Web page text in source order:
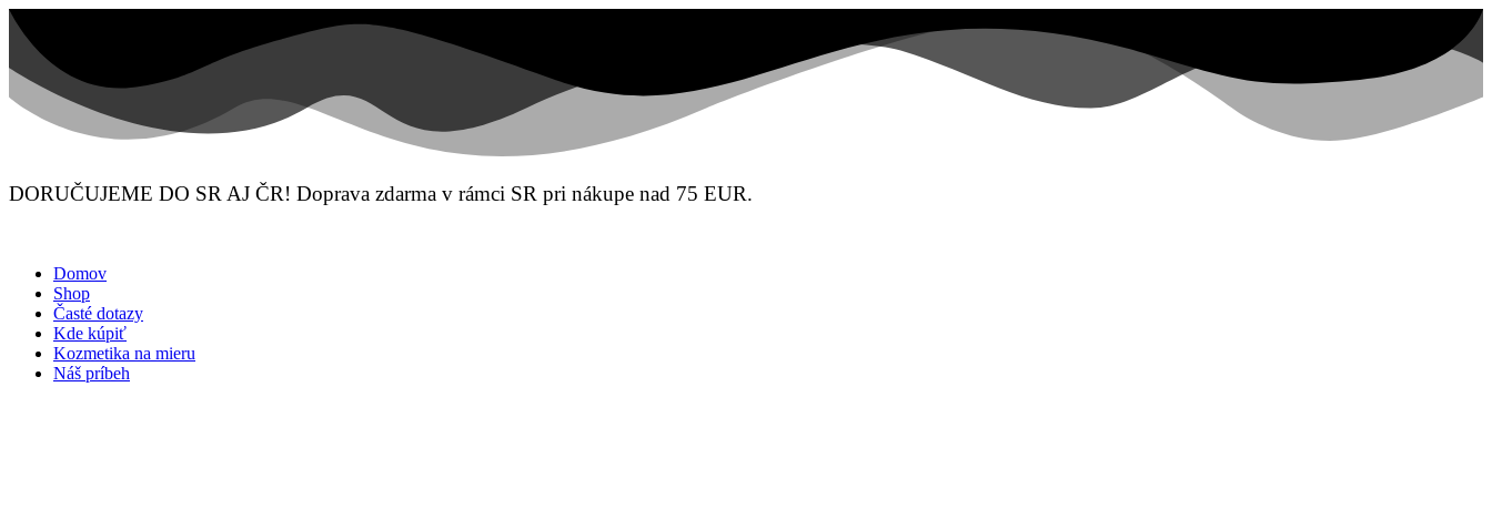
Preskočiť
na
obsah
DORUČUJEME DO SR AJ ČR! Doprava zdarma v rámci SR pri nákupe nad 75 EUR.
Domov
Shop
Časté dotazy
Kde kúpiť
Kozmetika na mieru
Náš príbeh